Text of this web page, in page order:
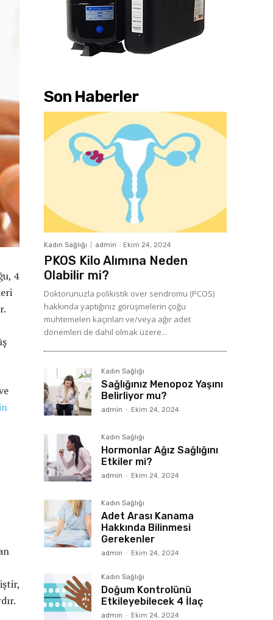
4
Son Haberler
Kadın Sağlığı admin - Ekim 24, 2024
PKOS Kilo Alımına Neden
Olabilir mi?
Doktorunuzla polikistik over sendromu (PCOS)
hakkında yaptığınız görüşmelerin çoğu
muhtemelen kaçırılan ve/veya ağır adet
dönemleri de dahil olmak üzere...
Kadın Sağlığı
Sağlığınız Menopoz Yaşını
Belirliyor mu?
admin - Ekim 24, 2024
Kadın Sağlığı
Hormonlar Ağız Sağlığını
Etkiler mi?
admin - Ekim 24, 2024
Kadın Sağlığı
Adet Arası Kanama
Hakkında Bilinmesi
Gerekenler
admin - Ekim 24, 2024
Kadın Sağlığı
Doğum Kontrolünü
Etkileyebilecek 4 İlaç
admin - Ekim 24, 2024